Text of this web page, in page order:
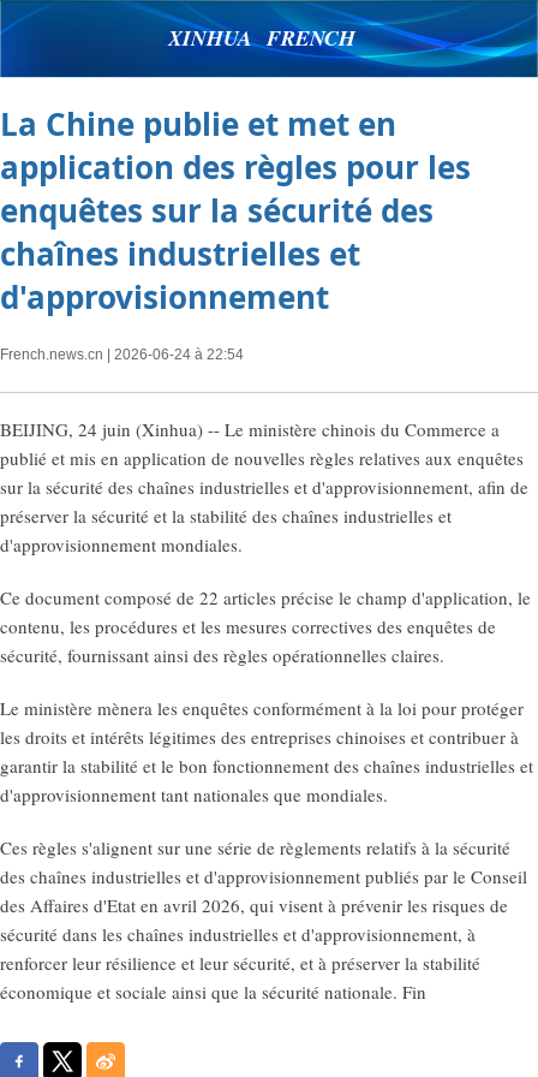
XINHUA FRENCH
La Chine publie et met en
application des règles pour les
enquêtes sur la sécurité des
chaînes industrielles et
d'approvisionnement
French.news.cn | 2026-06-24 à 22:54
BEIJING, 24 juin (Xinhua) -- Le ministère chinois du Commerce a
publié et mis en application de nouvelles règles relatives aux enquêtes
sur la sécurité des chaînes industrielles et d'approvisionnement, afin de
préserver la sécurité et la stabilité des chaînes industrielles et
d'approvisionnement mondiales.
Ce document composé de 22 articles précise le champ d'application, le
contenu, les procédures et les mesures correctives des enquêtes de
sécurité, fournissant ainsi des règles opérationnelles claires.
Le ministère mènera les enquêtes conformément à la loi pour protéger
les droits et intérêts légitimes des entreprises chinoises et contribuer à
garantir la stabilité et le bon fonctionnement des chaînes industrielles et
d'approvisionnement tant nationales que mondiales.
Ces règles s'alignent sur une série de règlements relatifs à la sécurité
des chaînes industrielles et d'approvisionnement publiés par le Conseil
des Affaires d'Etat en avril 2026, qui visent à prévenir les risques de
sécurité dans les chaînes industrielles et d'approvisionnement, à
renforcer leur résilience et leur sécurité, et à préserver la stabilité
économique et sociale ainsi que la sécurité nationale. Fin